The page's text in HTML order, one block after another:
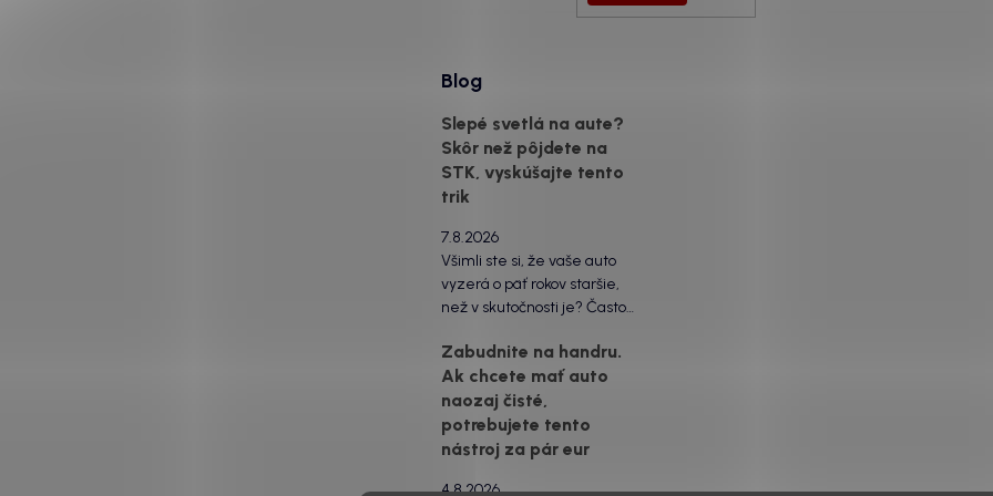
Blog
Slepé svetlá na aute?
Skôr než pôjdete na
STK, vyskúšajte tento
trik
7.8.2026
Všimli ste si, že vaše auto
vyzerá o päť rokov staršie,
než v skutočnosti je? Často
svetlomety. Ten mliečny,
drsný povrch nie je len
estetická vada. Keď slnko a soľ
urobia svoje, plexisklo začne
svetlo rozptyľovať namiesto
Zabudnite na handru.
Ak chcete mať auto
naozaj čisté,
potrebujete tento
nástroj za pár eur
4.8.2026